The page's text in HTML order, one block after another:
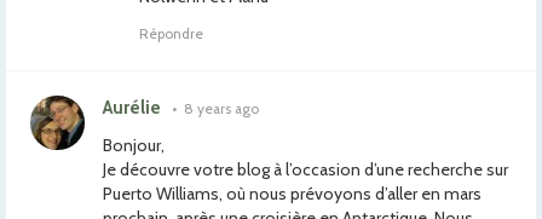
Répondre
Aurélie • 8 years ago
Bonjour,
Je découvre votre blog à l’occasion d’une recherche sur
Puerto Williams, où nous prévoyons d’aller en mars